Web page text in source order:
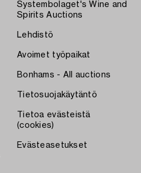
Systembolaget's Wine and
Spirits Auctions
Lehdistö
Avoimet työpaikat
Bonhams - All auctions
Tietosuojakäytäntö
Tietoa evästeistä
(cookies)
Evästeasetukset